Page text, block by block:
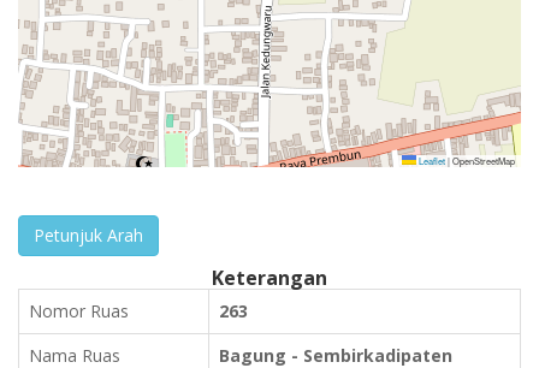
Leaflet|OpenStreetMap
Petunjuk Arah
Keterangan
Nomor Ruas
263
Nama Ruas
Bagung - Sembirkadipaten